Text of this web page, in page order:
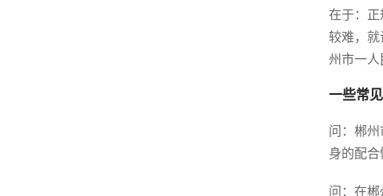
在于：正
较难，就
州市一人
一些常
问：郴
身的配合
问：在